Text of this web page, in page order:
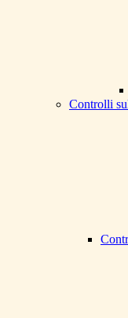
Controlli